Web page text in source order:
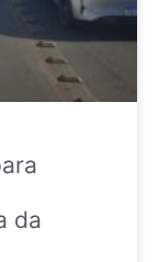
da